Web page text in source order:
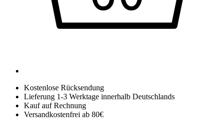
Kostenlose Rücksendung
Lieferung 1-3 Werktage innerhalb Deutschlands
Kauf auf Rechnung
Versandkostenfrei ab 80€